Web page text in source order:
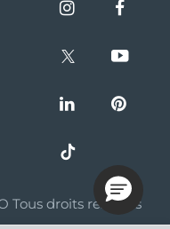
Tous droits réservés